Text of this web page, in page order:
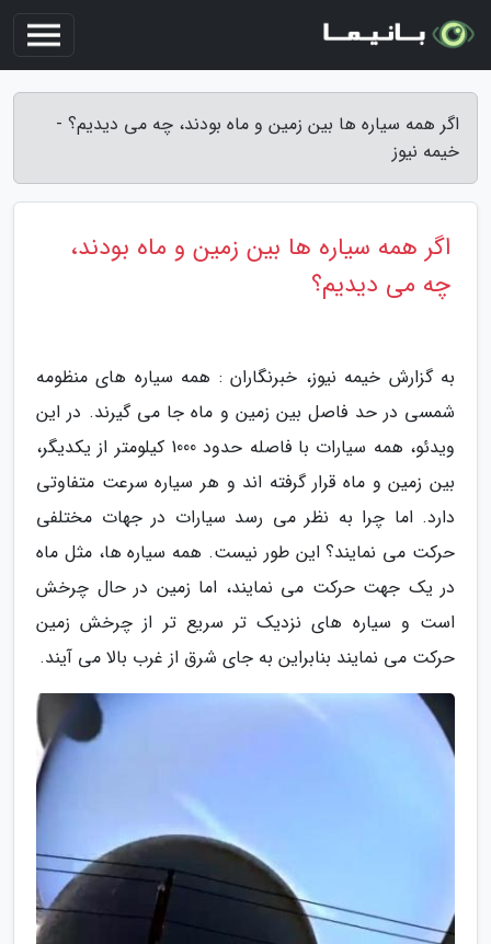
اگر همه سیاره ها بین زمین و ماه بودند، چه می دیدیم؟ -
خیمه نیوز
اگر همه سیاره ها بین زمین و ماه بودند،
چه می دیدیم؟
به گزارش خیمه نیوز، خبرنگاران : همه سیاره های منظومه
شمسی در حد فاصل بین زمین و ماه جا می گیرند. در این
ویدئو، همه سیارات با فاصله حدود 1000 کیلومتر از یکدیگر،
بین زمین و ماه قرار گرفته اند و هر سیاره سرعت متفاوتی
دارد. اما چرا به نظر می رسد سیارات در جهات مختلفی
حرکت می نمایند؟ این طور نیست. همه سیاره ها، مثل ماه
در یک جهت حرکت می نمایند، اما زمین در حال چرخش
است و سیاره های نزدیک تر سریع تر از چرخش زمین
حرکت می نمایند بنابراین به جای شرق از غرب بالا می آیند.